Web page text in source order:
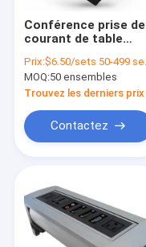
Conférence prise de
courant de table
de bureau avec 2
ports USB
Prix:$6.50/sets 50-499 sets
MOQ:50 ensembles
Trouvez les derniers prix
Contactez